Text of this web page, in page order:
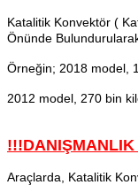
Katalitik Konvektör (
Önünde
Örneğin; 2018 model,
2012 model, 270 bin
Araçlarda, Katalitik